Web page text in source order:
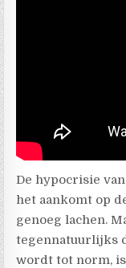
De hypocrisie
het aankomt op
genoeg lachen.
tegennatuurlijks
wordt tot norm, is